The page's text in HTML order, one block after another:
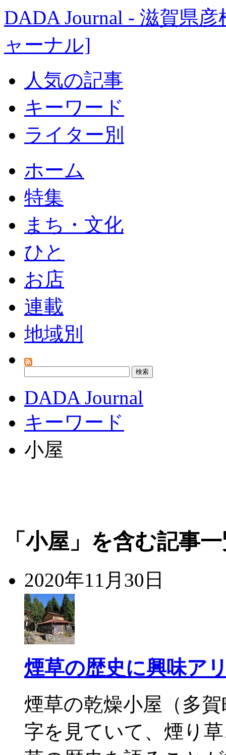
DADA Journal - 滋賀県
ャーナル]
人気の記事
キーワード
ライター別
ホーム
特集
まち・文化
ひと
お店
連載
地域別
DADA Journal
キーワード
小屋
「小屋」を含む記事
2020年11月30日
煙草の歴史に興味ア
煙草の乾燥小屋（多
字を見ていて、煙り